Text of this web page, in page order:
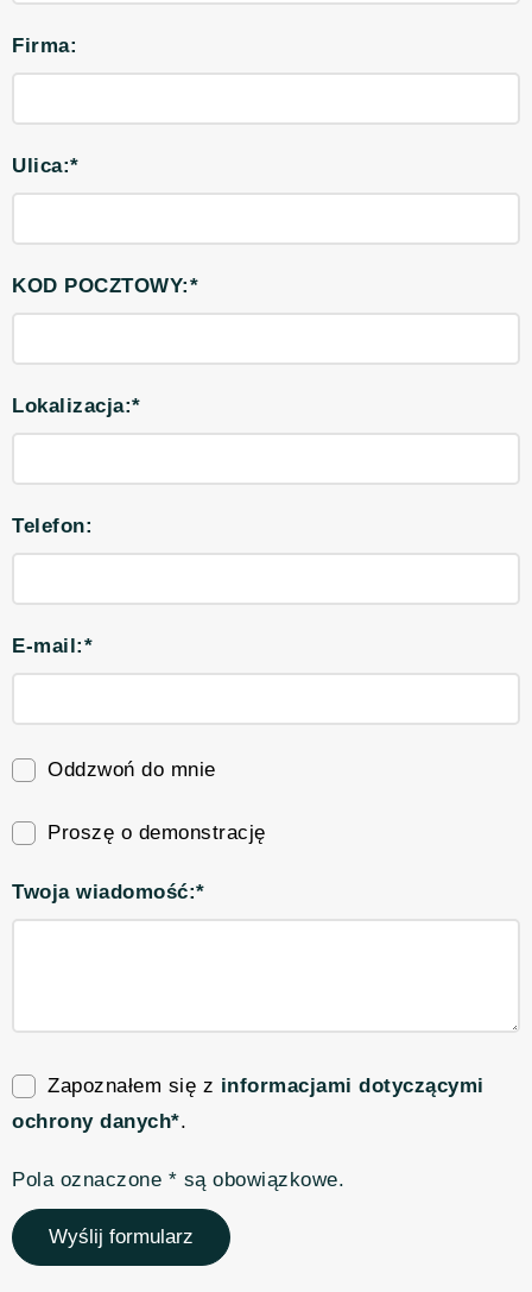
Firma:
Ulica:*
KOD POCZTOWY:*
Lokalizacja:*
Telefon:
E-mail:*
Oddzwoń do mnie
Proszę o demonstrację
Twoja wiadomość:*
Zapoznałem się z informacjami dotyczącymi
ochrony danych*.
Pola oznaczone * są obowiązkowe.
Wyślij formularz